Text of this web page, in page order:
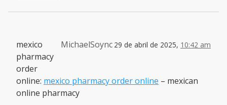
MichaelSoync 29 de abril de 2025, 10:42 am
mexico
pharmacy
order
online: mexico pharmacy order online – mexican
online pharmacy